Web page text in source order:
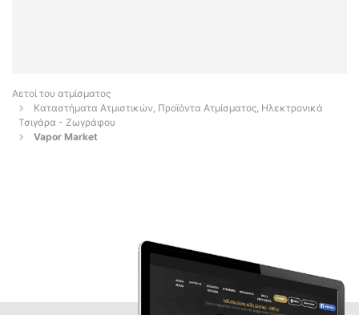
Αετοί του ατμίσματος
Καταστήματα Ατμιστικών, Προϊόντα Ατμίσματος, Ηλεκτρονικά
Τσιγάρα - Ζωγράφου
Vapor Market